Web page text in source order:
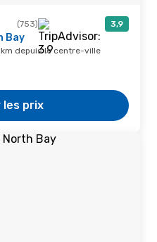
(753) 3,9
Bay
depuis le centre-ville
les prix